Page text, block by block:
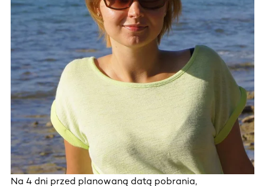
Na 4 dni przed planowaną datą pobrania,